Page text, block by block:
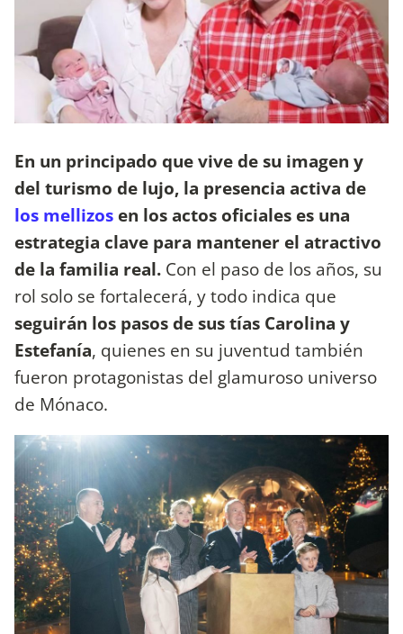
En un principado que vive de su imagen y
del turismo de lujo, la presencia activa de
los mellizos en los actos oficiales es una
estrategia clave para mantener el atractivo
de la familia real. Con el paso de los años, su
rol solo se fortalecerá, y todo indica que
seguirán los pasos de sus tías Carolina y
Estefanía, quienes en su juventud también
fueron protagonistas del glamuroso universo
de Mónaco.